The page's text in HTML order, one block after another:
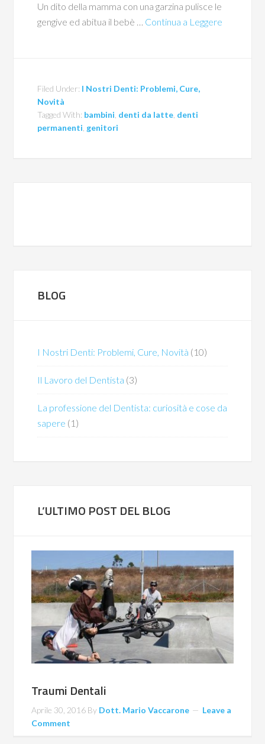
Un dito della mamma con una garzina pulisce le
gengive ed abitua il bebè … Continua a Leggere
Filed Under: I Nostri Denti: Problemi, Cure,
Novità
Tagged With: bambini denti da latte denti
permanenti genitori
BLOG
I Nostri Denti: Problemi, Cure, Novità (10)
Il Lavoro del Dentista (3)
La professione del Dentista: curiosità e cose da
sapere (1)
L’ULTIMO POST DEL BLOG
Traumi Dentali
Aprile 30, 2016 By Dott. Mario Vaccarone
Leave a
Comment